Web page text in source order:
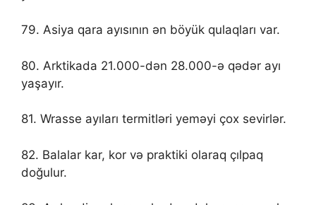
79. Asiya qara ayısının ən böyük qulaqları var.
80. Arktikada 21.000-dən 28.000-ə qədər ayı
yaşayır.
81. Wrasse ayıları termitləri yeməyi çox sevirlər.
82. Balalar kar, kor və praktiki olaraq çılpaq
doğulur.